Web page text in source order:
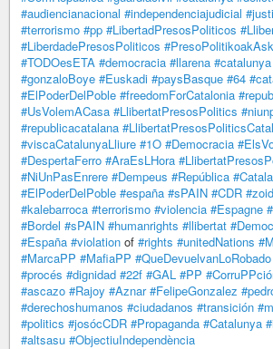
#audiencianacional #independenciajudicial
#terrorismo #pp #LibertadPresosPoliticos
#LiberdadePresosPoliticos
#TODOesETA #democracia #llarena #catalunya
#gonzaloBoye #Euskadi #paysBasque #64
#ElPoderDelPoble #freedomForCatalonia
#UsVolemACasa #LlibertatPresosPolitics
#republicacatalana
#viscaCatalunyaLliure #1O #Democracia
#DespertaFerro #AraEsLHora
#NiUnPasEnrere #Dempeus #República
#ElPoderDelPoble #españa #sPAIN #CDR
#kalebarroca #terrorismo #violencia #Espagne
#Bordel #sPAIN #humanrights #llibertat
#España #violation of #rights #unitedNations
#MarcaPP #MafiaPP #QueDevuelvanLoRobado
#procés #dignidad #22f #GAL #PP
#ascazo #Rajoy #Aznar #FelipeGonzalez
#derechoshumanos #ciudadanos #transición
#politics #josócCDR #Propaganda #Catalunya
#altsasu #ObjectiuIndependència